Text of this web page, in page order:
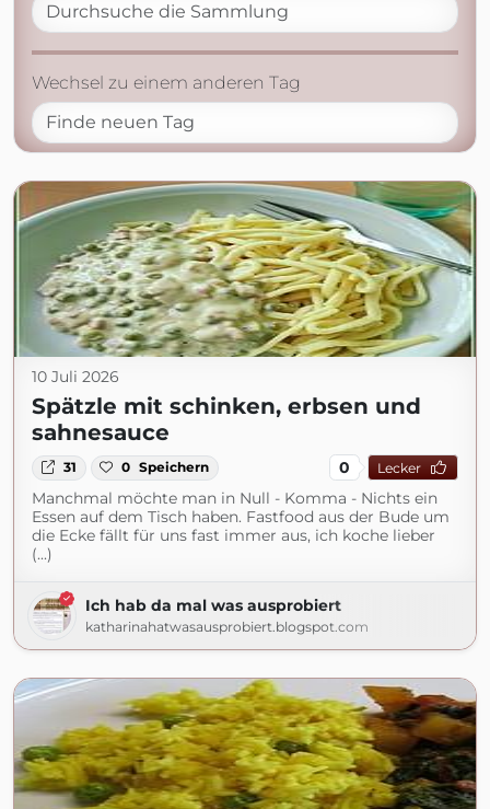
Wechsel zu einem anderen Tag
10 Juli 2026
Spätzle mit schinken, erbsen und
sahnesauce
31 0 Speichern 0 Lecker
Manchmal möchte man in Null - Komma - Nichts ein
Essen auf dem Tisch haben. Fastfood aus der Bude um
die Ecke fällt für uns fast immer aus, ich koche lieber
(...)
Ich hab da mal was ausprobiert
katharinahatwasausprobiert.blogspot.com